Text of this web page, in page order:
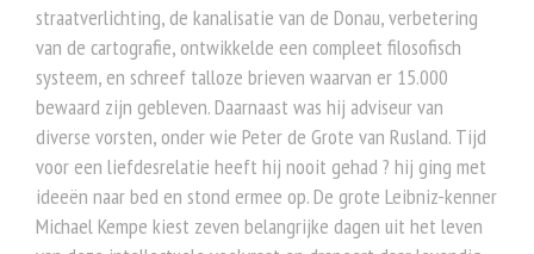
straatverlichting, de kanalisatie van de Donau, verbetering
van de cartografie, ontwikkelde een compleet filosofisch
systeem, en schreef talloze brieven waarvan er 15.000
bewaard zijn gebleven. Daarnaast was hij adviseur van
diverse vorsten, onder wie Peter de Grote van Rusland. Tijd
voor een liefdesrelatie heeft hij nooit gehad ? hij ging met
ideeën naar bed en stond ermee op. De grote Leibniz-kenner
Michael Kempe kiest zeven belangrijke dagen uit het leven